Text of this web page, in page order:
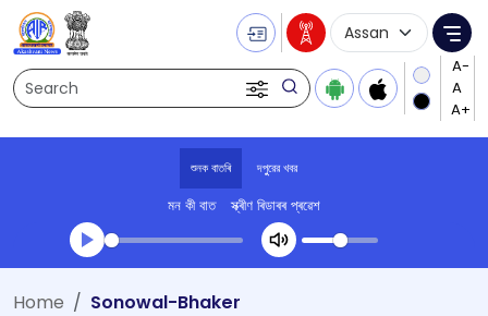
Search
Language
শুনক বাতৰি দপুুরের খবর
মন কী বাত স্ক্ৰীণ ৰিডাৰৰ প্ৰৱেশ
Transcript summary
Home Sonowal-Bhaker